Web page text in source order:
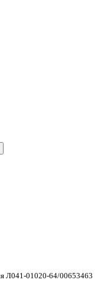
Л041-01020-64/00653463